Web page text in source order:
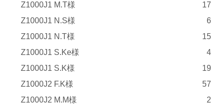
Z1000J1 M.T様
17
Z1000J1 N.S様
6
Z1000J1 N.T様
15
Z1000J1 S.Ke様
4
Z1000J1 S.K様
19
Z1000J2 F.K様
57
Z1000J2 M.M様
2